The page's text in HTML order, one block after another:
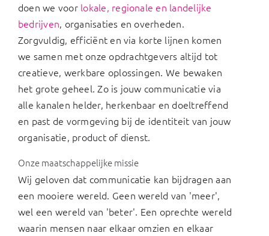
doen we voorlokale, regionale en landelijke
bedrijven, organisaties en overheden.
Zorgvuldig, efficiënt en via korte lijnen komen
we samen met onze opdrachtgevers altijd tot
creatieve, werkbare oplossingen. We bewaken
het grote geheel. Zo is jouw communicatie via
alle kanalen helder, herkenbaar en doeltreffend
en past de vormgeving bij de identiteit van jouw
organisatie, product of dienst.
Onze maatschappelijke missie
Wij geloven dat communicatie kan bijdragen aan
een mooiere wereld. Geen wereld van 'meer',
wel een wereld van 'beter'. Een oprechte wereld
waarin mensen naar elkaar omzien en elkaar